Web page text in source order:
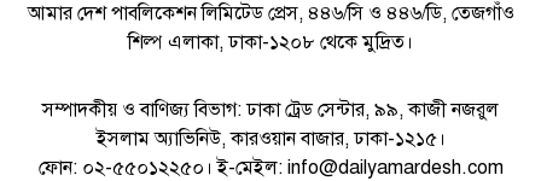
আমার দেশ পাবলিকেশন লিমিটেড প্রেস, ৪৪৬/সি ও ৪৪৬/ডি, তেজগাঁও
শিল্প এলাকা, ঢাকা-১২০৮ থেকে মুদ্রিত।
সম্পাদকীয় ও বাণিজ্য বিভাগ: ঢাকা ট্রেড সেন্টার, ৯৯, কাজী নজরুল
ইসলাম অ্যাভিনিউ, কারওয়ান বাজার, ঢাকা-১২১৫।
ফোন: ০২-৫৫০১২২৫০। ই-মেইল: info@dailyamardesh.com